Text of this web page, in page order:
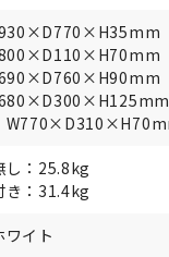
し：25.8kg
き：31.4kg
ワイト